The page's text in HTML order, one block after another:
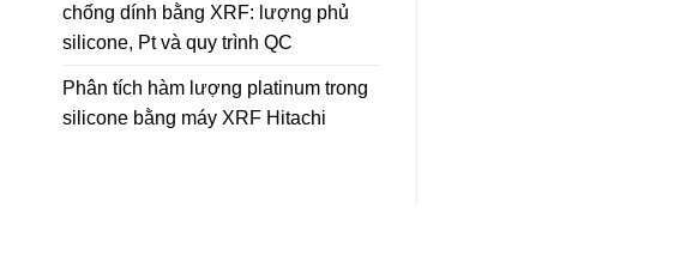
chống dính bằng XRF: lượng phủ
silicone, Pt và quy trình QC
Phân tích hàm lượng platinum trong
silicone bằng máy XRF Hitachi